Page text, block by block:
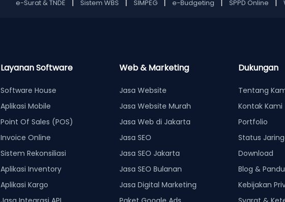
e-Surat & TNDE | Sistem WBS | SIMPEG | e-Budgeting | SPPD Online |
Layanan Software
Software House
Aplikasi Mobile
Point Of Sales (POS)
Invoice Online
Sistem Rekonsiliasi
Aplikasi Inventory
Aplikasi Kargo
Web & Marketing
Jasa Website
Jasa Website Murah
Jasa Web di Jakarta
Jasa SEO
Jasa SEO Jakarta
Jasa SEO Bulanan
Jasa Digital Marketing
Dukungan
Tentang
Kontak Kami
Portfolio
Status
Download
Blog &
Kebijakan